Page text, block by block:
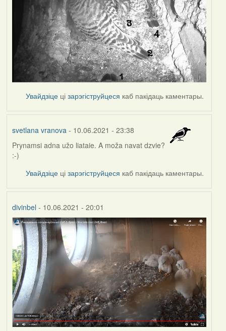
Увайдзіце цізарэгіструйцеся каб пакідаць каментары.
svetlana vranova- 10.06.2021 - 23:38
Prynamsi adna užo liataie. A moža navat dzvie?
:-)
Увайдзіце цізарэгіструйцеся каб пакідаць каментары.
divinbel - 10.06.2021 - 20:01